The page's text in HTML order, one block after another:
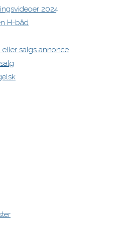
2024
H-båd
salgs annonce
Europa
Powered by